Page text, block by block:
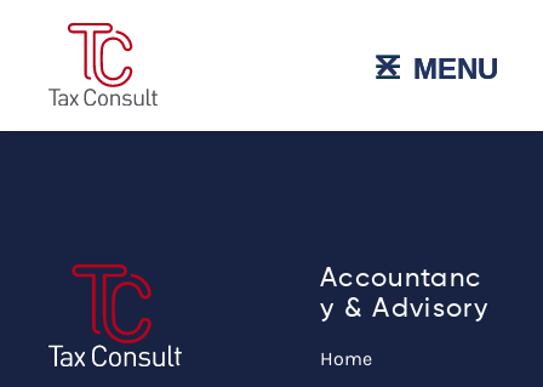
☰ MENU
˟ MENU
Accountanc
y & Advisory
Home